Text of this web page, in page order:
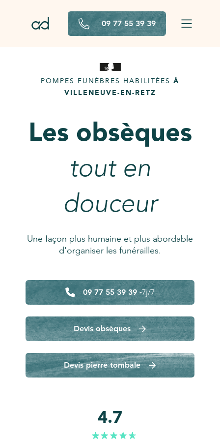
09 77 55 39 39
POMPES FUNÈBRES HABILITÉES À
VILLENEUVE-EN-RETZ
Les obsèques
tout en
douceur
Une façon plus humaine et plus abordable
d'organiser les funérailles.
09 77 55 39 39 -7j/7
Devis obsèques
Devis pierre tombale
4.7